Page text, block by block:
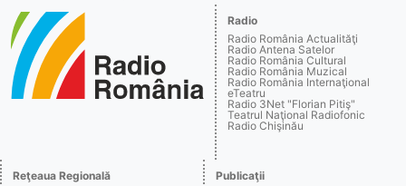
Radio
Radio România Actualităţi
Radio Antena Satelor
Radio România Cultural
Radio România Muzical
Radio România Internaţional
eTeatru
Radio 3Net "Florian Pitiş"
Teatrul Naţional Radiofonic
Radio Chişinău
Reţeaua Regională
Publicaţii